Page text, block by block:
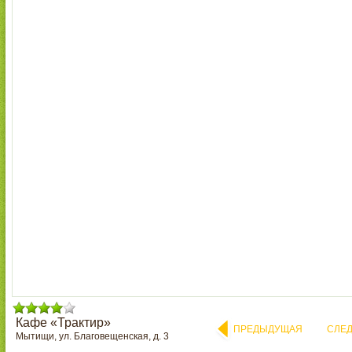
Кафе «Трактир»
Мытищи, ул. Благовещенская, д. 3
ПРЕДЫДУЩАЯ